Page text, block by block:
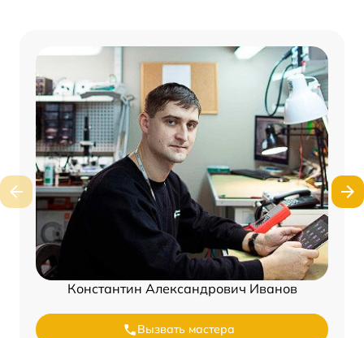
Константин Александрович Иванов
Вызвать мастера